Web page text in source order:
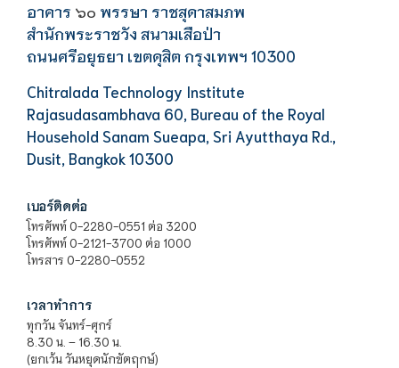
อาคาร ๖๐ พรรษา ราชสุดาสมภพ
สำนักพระราชวัง สนามเสือป่า
ถนนศรีอยุธยา เขตดุสิต กรุงเทพฯ 10300
Chitralada Technology Institute
Rajasudasambhava 60, Bureau of the Royal
Household Sanam Sueapa, Sri Ayutthaya Rd.,
Dusit, Bangkok 10300
เบอร์ติดต่อ
โทรศัพท์ 0-2280-0551 ต่อ 3200
โทรศัพท์ 0-2121-3700 ต่อ 1000
โทรสาร 0-2280-0552
เวลาทำการ
ทุกวัน จันทร์-ศุกร์
8.30 น. – 16.30 น.
(ยกเว้น วันหยุดนักขัตฤกษ์)